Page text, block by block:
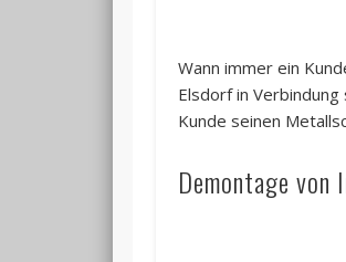
Wann immer ein
Elsdorf in
Kunde seinen
Demontage